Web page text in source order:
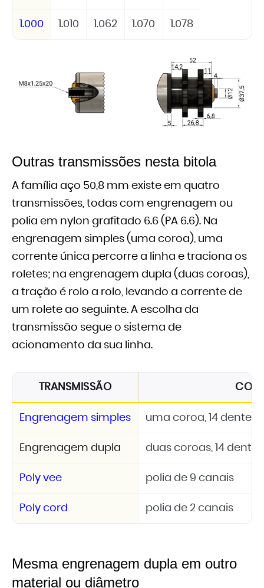
1.000 1.010 1.062 1.070 1.078
Outras transmissões nesta bitola
A família aço 50,8 mm existe em quatro
transmissões, todas com engrenagem ou
polia em nylon grafitado 6.6 (PA 6.6). Na
engrenagem simples (uma coroa), uma
corrente única percorre a linha e traciona os
roletes; na engrenagem dupla (duas coroas),
a tração é rolo a rolo, levando a corrente de
um rolete ao seguinte. A escolha da
transmissão segue o sistema de
acionamento da sua linha.
TRANSMISSÃO
Engrenagem simples uma coroa, 14 dentes,
Engrenagem dupla duas coroas, 14
Poly vee polia de 9 canais
Poly cord polia de 2 canais
Mesma engrenagem dupla em outro
material ou diâmetro